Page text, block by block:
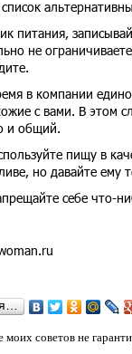
питания,
не
в компании
с вами. В этом
и общий.
пищу в
но давайте ему
себе что-
моих советов не